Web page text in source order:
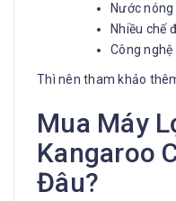
Nước nóng
Nhiều chế
Công
Thì nên tham khảo
Mua Máy
Kangaroo
Đâu?